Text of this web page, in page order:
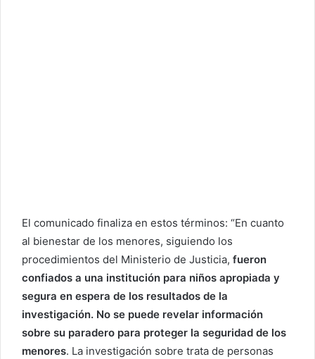
El comunicado finaliza en estos términos: “En cuanto
al bienestar de los menores, siguiendo los
procedimientos del Ministerio de Justicia, fueron
confiados a una institución para niños apropiada y
segura en espera de los resultados de la
investigación. No se puede revelar información
sobre su paradero para proteger la seguridad de los
menores. La investigación sobre trata de personas